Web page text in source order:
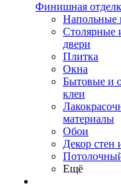
Финишная
Напольные
Столярные
двери
Плитка
Окна
Бытовые и
клеи
материалы
Обои
Декор стен
Ещё